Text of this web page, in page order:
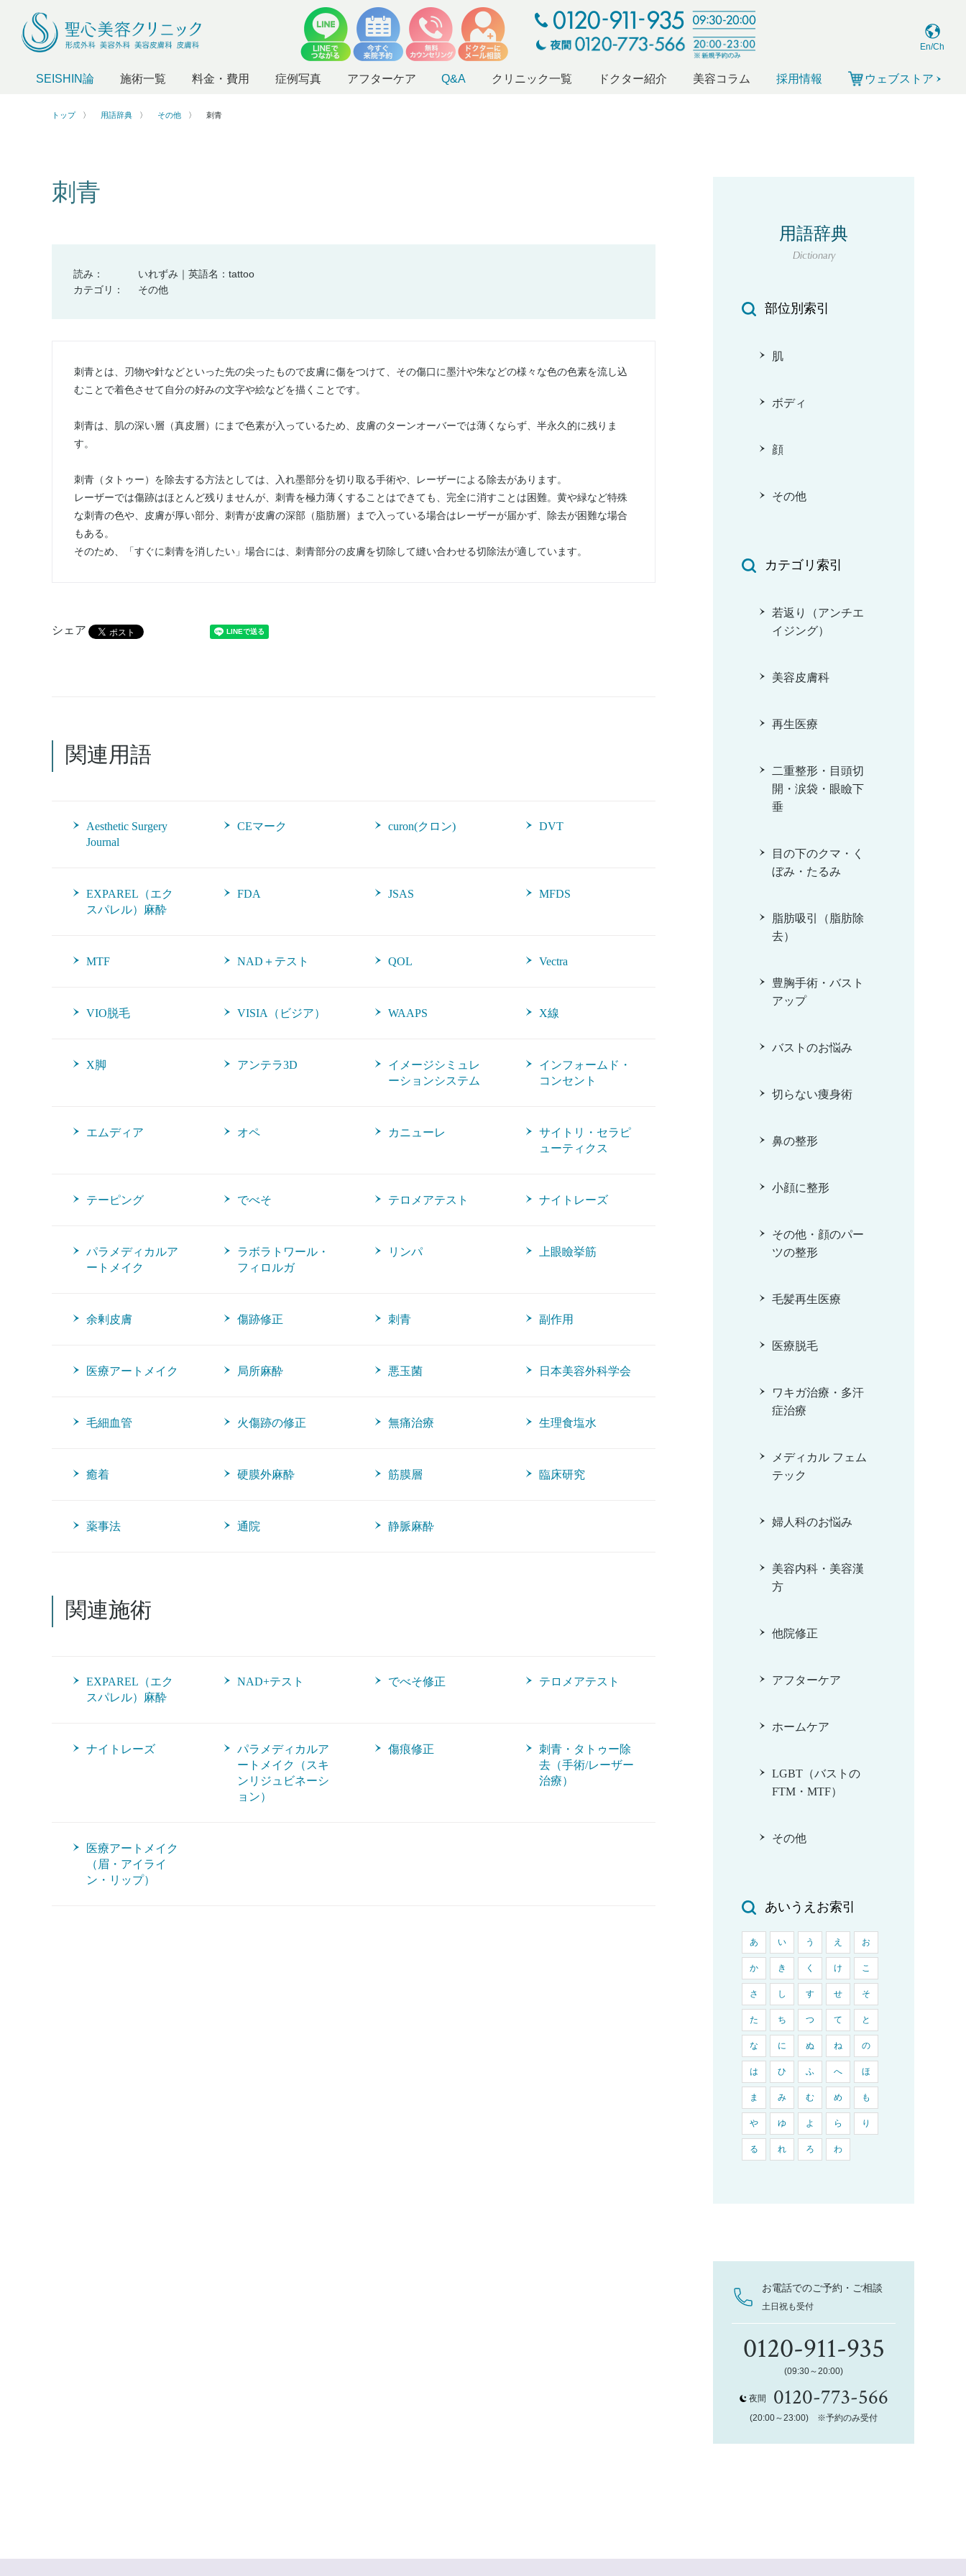
En/Ch
SEISHIN論 施術一覧 料金・費用 症例写真 アフターケア Q&A クリニック一覧 ドクター紹介 美容コラム 採用情報 ウェブストア
トップ 用語辞典 その他 刺青
用語辞典
Dictionary
部位別索引
肌
ボディ
顔
その他
カテゴリ索引
若返り（アンチエ
イジング）
美容皮膚科
再生医療
二重整形・目頭切
開・涙袋・眼瞼下
垂
目の下のクマ・く
ぼみ・たるみ
脂肪吸引（脂肪除
去）
豊胸手術・バスト
アップ
バストのお悩み
切らない痩身術
鼻の整形
小顔に整形
その他・顔のパー
ツの整形
毛髪再生医療
医療脱毛
ワキガ治療・多汗
症治療
メディカル フェム
テック
婦人科のお悩み
美容内科・美容漢
方
他院修正
アフターケア
ホームケア
LGBT（バストの
FTM・MTF）
その他
あいうえお索引
あ い う え お
か き く け こ
さ し す せ そ
た ち つ て と
な に ぬ ね の
は ひ ふ へ ほ
ま み む め も
や ゆ よ ら り
る れ ろ わ
お電話でのご予約・ご相談
土日祝も受付
0120-911-935
(09:30～20:00)
夜間 0120-773-566
(20:00～23:00) ※予約のみ受付
刺青
読み：
いれずみ｜英語名：tattoo
カテゴリ：
その他
刺青とは、刃物や針などといった先の尖ったもので皮膚に傷をつけて、その傷口に墨汁や朱などの様々な色の色素を流し込
むことで着色させて自分の好みの文字や絵などを描くことです。
刺青は、肌の深い層（真皮層）にまで色素が入っているため、皮膚のターンオーバーでは薄くならず、半永久的に残りま
す。
刺青（タトゥー）を除去する方法としては、入れ墨部分を切り取る手術や、レーザーによる除去があります。
レーザーでは傷跡はほとんど残りませんが、刺青を極力薄くすることはできても、完全に消すことは困難。黄や緑など特殊
な刺青の色や、皮膚が厚い部分、刺青が皮膚の深部（脂肪層）まで入っている場合はレーザーが届かず、除去が困難な場合
もある。
そのため、「すぐに刺青を消したい」場合には、刺青部分の皮膚を切除して縫い合わせる切除法が適しています。
シェア
関連用語
Aesthetic Surgery
Journal
CEマーク curon(クロン) DVT
EXPAREL（エク
スパレル）麻酔
FDA JSAS MFDS
MTF NAD＋テスト QOL Vectra
VIO脱毛 VISIA（ビジア） WAAPS X線
X脚 アンテラ3D
イメージシミュレ
ーションシステム
インフォームド・
コンセント
エムディア オペ カニューレ
サイトリ・セラピ
ューティクス
テーピング でべそ テロメアテスト ナイトレーズ
パラメディカルア
ートメイク
ラボラトワール・
フィロルガ
リンパ 上眼瞼挙筋
余剰皮膚 傷跡修正 刺青 副作用
医療アートメイク 局所麻酔 悪玉菌 日本美容外科学会
毛細血管 火傷跡の修正 無痛治療 生理食塩水
癒着 硬膜外麻酔 筋膜層 臨床研究
薬事法 通院 静脈麻酔
関連施術
EXPAREL（エク
スパレル）麻酔
NAD+テスト でべそ修正 テロメアテスト
ナイトレーズ
パラメディカルア
ートメイク（スキ
ンリジュビネーシ
ョン）
傷痕修正
刺青・タトゥー除
去（手術/レーザー
治療）
医療アートメイク
（眉・アイライ
ン・リップ）